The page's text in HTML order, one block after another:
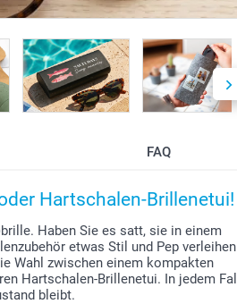
FAQ
Hartschalen-Brillenetui!
Haben Sie es satt, sie in einem
etwas Stil und Pep verleihen
Wahl zwischen einem kompakten
Hartschalen-Brillenetui. In jedem Fall
bleibt.